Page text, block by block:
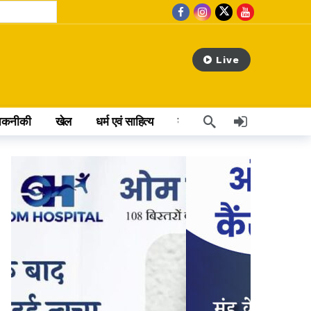
hours ago
Live
खेल धर्म एवं साहित्य वेब स्टोरी अन्य खबर